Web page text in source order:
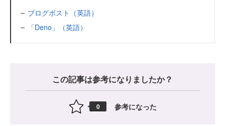
ブログポスト（英語）
「Deno」（英語）
この記事は参考になりましたか？
0 参考になった